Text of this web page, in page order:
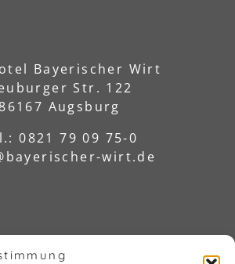
Bayerischer Wirt
Str. 122
86167 Augsburg
0821 79 09 75-0
wirt.de